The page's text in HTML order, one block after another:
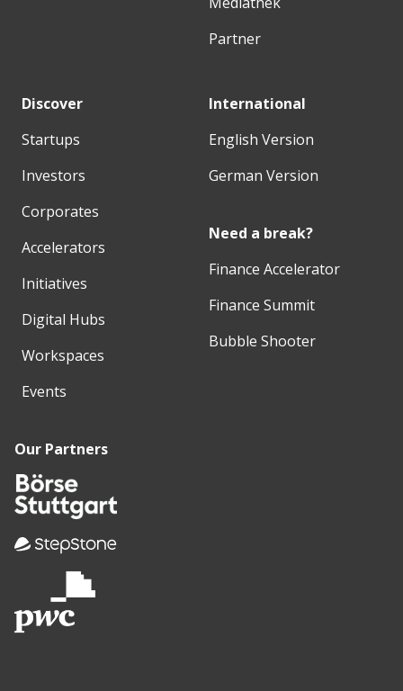
Partner
Discover
Startups
Investors
Corporates
Accelerators
Initiatives
Digital Hubs
Workspaces
Events
International
English Version
German Version
Need a break?
Finance Accelerator
Finance Summit
Bubble Shooter
Our Partners